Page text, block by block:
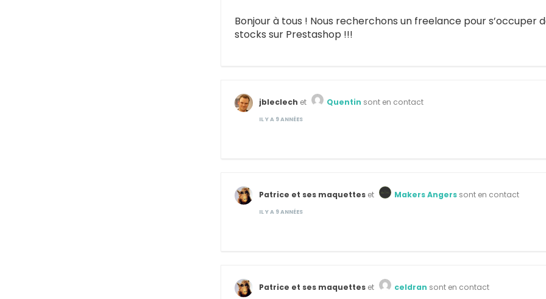
Bonjour à tous ! Nous recherchons un freelance pour
stocks sur Prestashop !!!
jbleclech et Quentin sont en contact
IL Y A 9 ANNÉES
Patrice et ses maquettes et Makers Angers sont en contact
IL Y A 9 ANNÉES
Patrice et ses maquettes et celdran sont en contact